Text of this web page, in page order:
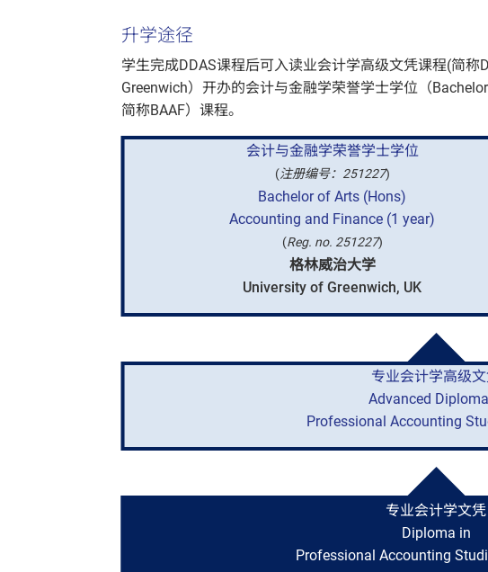
升学途径
学生完成DDAS课程后可入读业会计学高级文凭课程(简
Greenwich）开办的会计与金融学荣誉学士学位（
简称BAAF）课程。
会计与金融学荣誉学士学位
(注册编号：251227)
Bachelor of Arts (Hons)
Accounting and Finance (1 year)
(Reg. no. 251227)
格林威治大学
University of Greenwich, UK
专业会计学高级
Advanced
Professional Accounting
专业会计学文凭
Diploma in
Professional Accounting